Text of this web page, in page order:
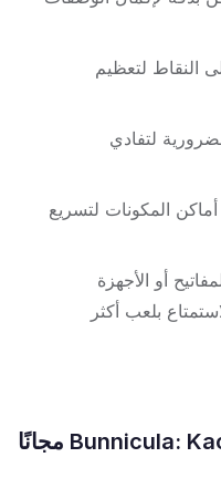
النقاط لتعظيم
لتفادي
المكونات لتسريع
أو الأجهزة
بلعب أكثر
هل يمكن لعب Bunnicula: Kaotic Kitchen مجانًا